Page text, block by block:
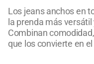
Los jeans anchos en
la prenda más
Combinan
que los convierte en